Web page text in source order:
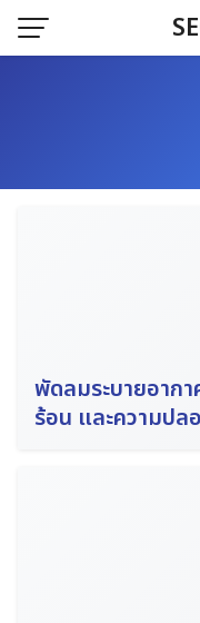
Skip
พัดลมระบายอากา
ร้อน และความปล